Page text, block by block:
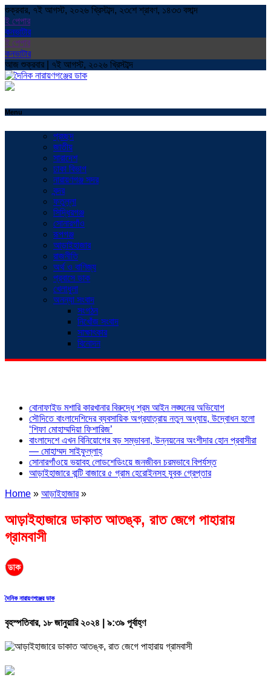
শুক্রবার, ৭ই আগস্ট, ২০২৬ খ্রিস্টাব্দ, ২৩শে শ্রাবণ, ১৪৩৩ বঙ্গাব্দ
ই পেপার
কনভাটার
ই পেপার
কনভাটার
আজ শুক্রবার | ৭ই আগস্ট, ২০২৬ খ্রিস্টাব্দ
Menu
প্রচ্ছদ
জাতীয়
সারাদেশ
ঢাকা বিভাগ
নারায়ণগঞ্জ সদর
বন্দর
ফতুল্লা
সিদ্ধিরগঞ্জ
সোনারগাঁও
রূপগঞ্জ
আড়াইহাজার
রাজনীতি
অর্থ ও বাণিজ্য
প্রবাসে ডাক
খেলাধুলা
অনন্যা সংবাদ
সংগঠন
নিখোঁজ সংবাদ
সাক্ষাৎকার
বিনোদন
বোনাফাইড মশারি কারখানার বিরুদ্ধে শ্রম আইন লঙ্ঘনের অভিযোগ
সৌদিতে বাংলাদেশিদের ব্যবসায়িক অগ্রযাত্রায় নতুন অধ্যায়, উদ্বোধন হলো
‘শিফা মোহাম্মদিয়া ফিশারিজ’
বাংলাদেশে এখন বিনিয়োগের বড় সম্ভাবনা, উন্নয়নের অংশীদার হোন প্রবাসীরা
— মোহাম্মদ সাইফুল্লাহ্
সোনারগাঁওয়ে ভয়াবহ লোডশেডিংয়ে জনজীবন চরমভাবে বিপর্যস্ত
আড়াইহাজারে বান্টি বাজারে ৫ গ্রাম হেরোইনসহ যুবক গ্রেপ্তার
Home » আড়াইহাজার»
আড়াইহাজারে ডাকাত আতঙ্ক, রাত জেগে পাহারায়
গ্রামবাসী
দৈনিক নারায়ণগঞ্জের ডাক
বৃহস্পতিবার, ১৮ জানুয়ারি ২০২৪ | ৯:৩৯ পূর্বাহ্ণ